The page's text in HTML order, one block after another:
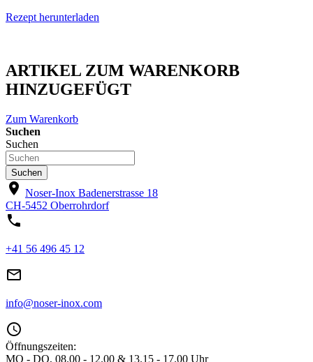
Rezept herunterladen
ARTIKEL ZUM WARENKORB
HINZUGEFÜGT
Zum Warenkorb
Suchen
Suchen
Suchen
location_on Noser-Inox Badenerstrasse 18
CH-5452 Oberrohrdorf
phone
+41 56 496 45 12
mail_outline
info@noser-inox.com
access_time
Öffnungszeiten:
MO - DO, 08.00 - 12.00 & 13.15 - 17.00 Uhr